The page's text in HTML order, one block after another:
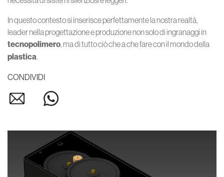
In questo contesto si inserisce perfettamente la nostra realtà,
leader nella progettazione e produzione non solo di ingranaggi in
tecnopolimero, ma di tutto ciò che a che fare con il mondo della
plastica.
CONDIVIDI